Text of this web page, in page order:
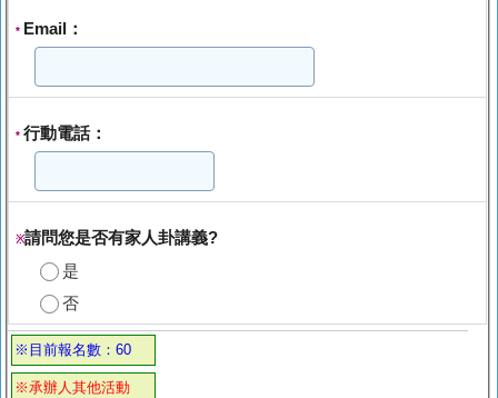
* Email：
* 行動電話：
※請問您是否有家人卦講義?
是
否
※目前報名數：60
※承辦人其他活動